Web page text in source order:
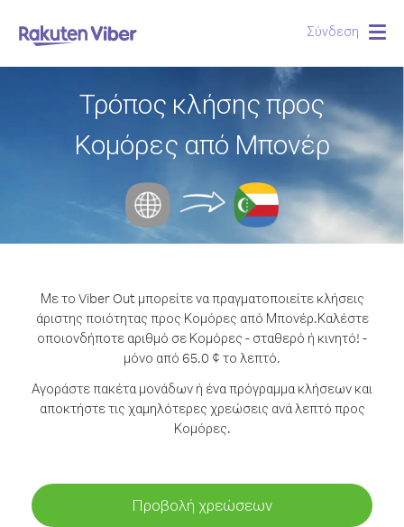
Σύνδεση
Τρόπος κλήσης προς
Κομόρες από Μπονέρ
Με το Viber Out μπορείτε να πραγματοποιείτε κλήσεις
άριστης ποιότητας προς Κομόρες από Μπονέρ.Καλέστε
οποιονδήποτε αριθμό σε Κομόρες - σταθερό ή κινητό! -
μόνο από 65.0 ¢ το λεπτό.
Αγοράστε πακέτα μονάδων ή ένα πρόγραμμα κλήσεων και
αποκτήστε τις χαμηλότερες χρεώσεις ανά λεπτό προς
Κομόρες.
Προβολή χρεώσεων